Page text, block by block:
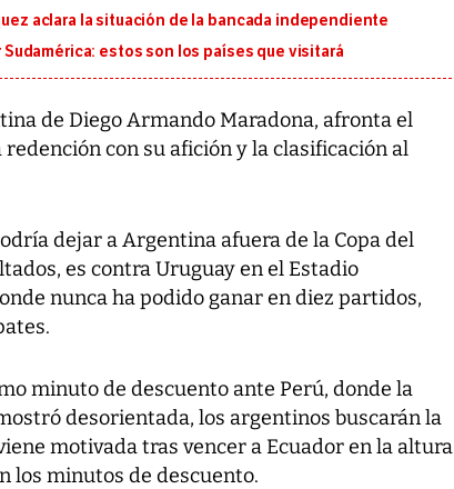
aclara la situación de la bancada independiente
Sudamérica: estos son los países que visitará
de Diego Armando Maradona, afronta el
con su afición y la clasificación al
dejar a Argentina afuera de la Copa del
es contra Uruguay en el Estadio
nunca ha podido ganar en diez partidos,
minuto de descuento ante Perú, donde la
desorientada, los argentinos buscarán la
motivada tras vencer a Ecuador en la altura
los minutos de descuento.